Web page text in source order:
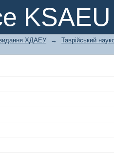
KSAEU
сортів
видання ХДАЕУ →
Таврійський